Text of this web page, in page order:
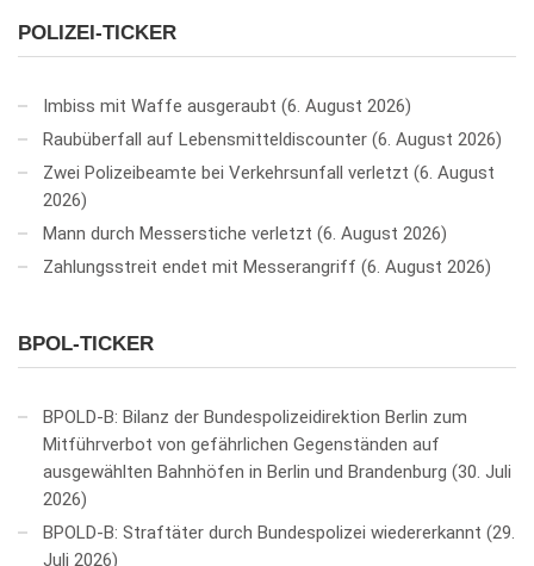
POLIZEI-TICKER
Imbiss mit Waffe ausgeraubt 6. August 2026
Raubüberfall auf Lebensmitteldiscounter 6. August 2026
Zwei Polizeibeamte bei Verkehrsunfall verletzt 6. August
2026
Mann durch Messerstiche verletzt 6. August 2026
Zahlungsstreit endet mit Messerangriff 6. August 2026
BPOL-TICKER
BPOLD-B: Bilanz der Bundespolizeidirektion Berlin zum
Mitführverbot von gefährlichen Gegenständen auf
ausgewählten Bahnhöfen in Berlin und Brandenburg 30. Juli
2026
BPOLD-B: Straftäter durch Bundespolizei wiedererkannt 29.
Juli 2026